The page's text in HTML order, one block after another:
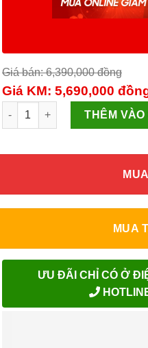
Giá bán: 6,390,000đồng
Giá KM: 5,690,000
Tủ lạnh Toshiba Inverter 194
THÊM VÀO
MUA
ƯU ĐÃI CHỈ CÓ Ở